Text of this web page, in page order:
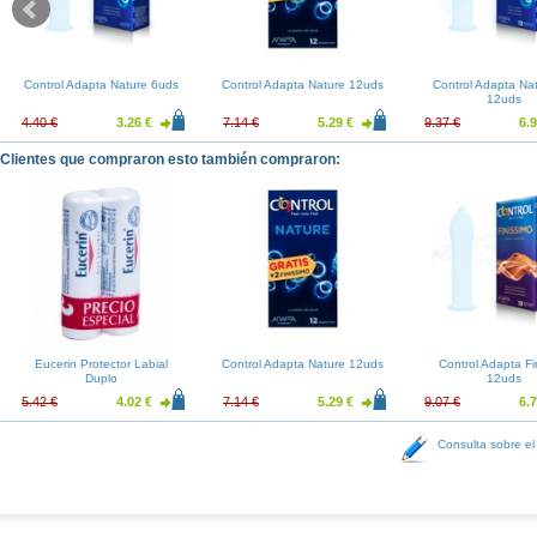
Control Adapta Nature 6uds
4.40 € 3.26 €
Control Adapta Nature 12uds
7.14 € 5.29 €
Control Adapta
12uds
9.37 €
Clientes que compraron esto también compraron:
Eucerin Protector Labial
Duplo
5.42 € 4.02 €
Control Adapta Nature 12uds
7.14 € 5.29 €
Control Adapta
12uds
9.07 €
Consulta sobre